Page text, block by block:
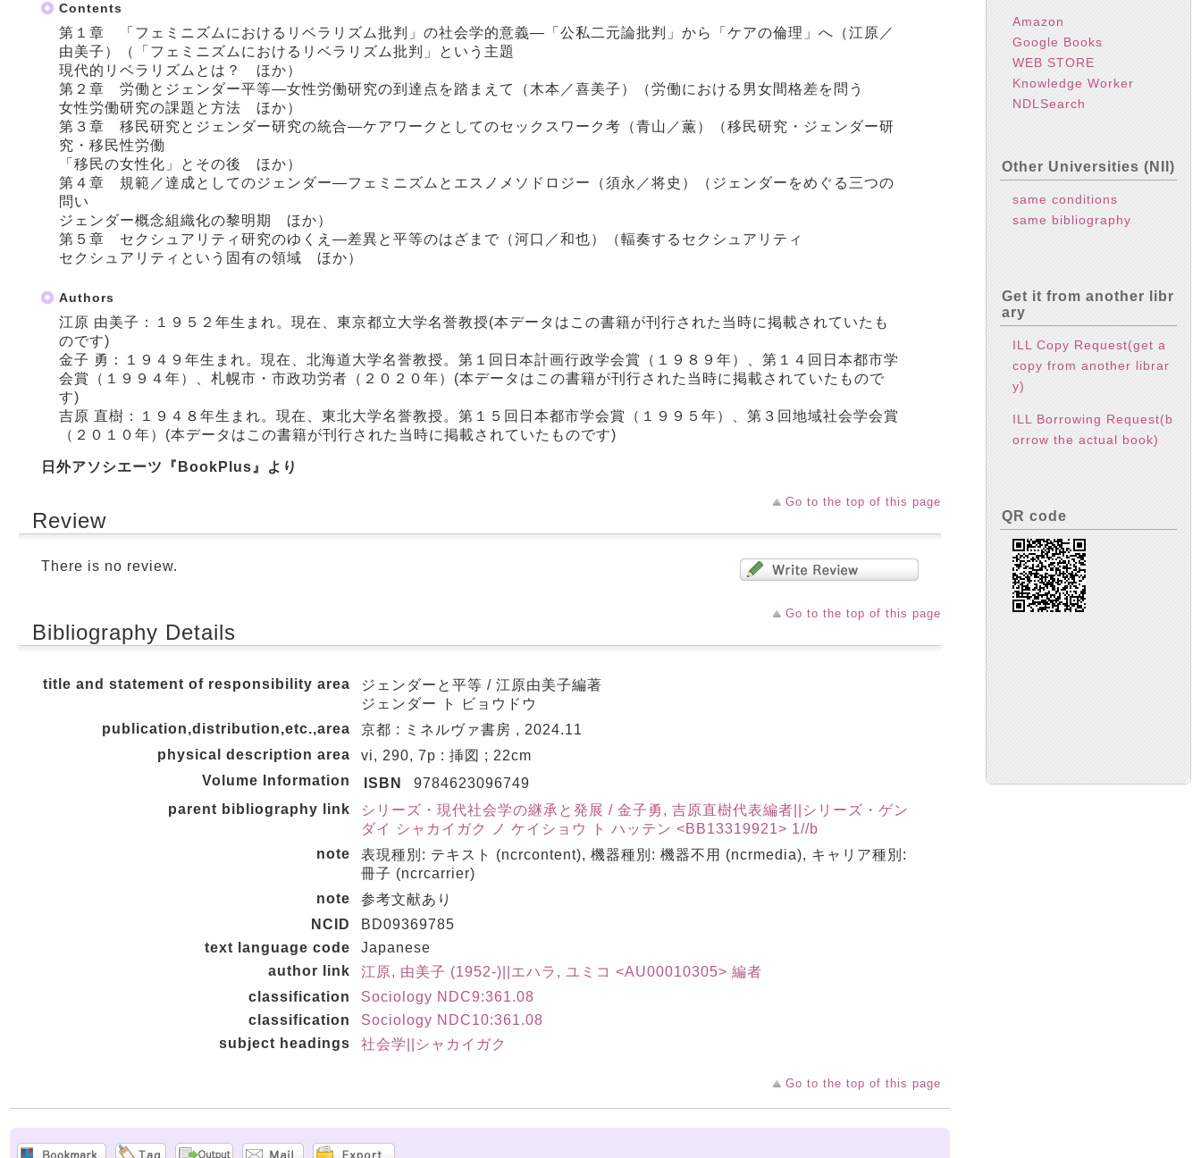
Contents
第１章 「フェミニズムにおけるリベラリズム批判」の社会学的意義―「公私二元論批判」から「ケアの倫理」へ（江原／
由美子）（「フェミニズムにおけるリベラリズム批判」という主題
現代的リベラリズムとは？ ほか）
第２章 労働とジェンダー平等―女性労働研究の到達点を踏まえて（木本／喜美子）（労働における男女間格差を問う
女性労働研究の課題と方法 ほか）
第３章 移民研究とジェンダー研究の統合―ケアワークとしてのセックスワーク考（青山／薫）（移民研究・ジェンダー研
究・移民性労働
「移民の女性化」とその後 ほか）
第４章 規範／達成としてのジェンダー―フェミニズムとエスノメソドロジー（須永／将史）（ジェンダーをめぐる三つの
問い
ジェンダー概念組織化の黎明期 ほか）
第５章 セクシュアリティ研究のゆくえ―差異と平等のはざまで（河口／和也）（輻奏するセクシュアリティ
セクシュアリティという固有の領域 ほか）
Authors
江原 由美子：１９５２年生まれ。現在、東京都立大学名誉教授(本データはこの書籍が刊行された当時に掲載されていたも
のです)
金子 勇：１９４９年生まれ。現在、北海道大学名誉教授。第１回日本計画行政学会賞（１９８９年）、第１４回日本都市学
会賞（１９９４年）、札幌市・市政功労者（２０２０年）(本データはこの書籍が刊行された当時に掲載されていたもので
す)
吉原 直樹：１９４８年生まれ。現在、東北大学名誉教授。第１５回日本都市学会賞（１９９５年）、第３回地域社会学会賞
（２０１０年）(本データはこの書籍が刊行された当時に掲載されていたものです)
日外アソシエーツ『BookPlus』より
Go to the top of this page
Review
There is no review.
Go to the top of this page
Bibliography Details
title and statement of responsibility area
ジェンダーと平等 / 江原由美子編著
ジェンダー ト ビョウドウ
publication,distribution,etc.,area
京都 : ミネルヴァ書房 , 2024.11
physical description area
vi, 290, 7p : 挿図 ; 22cm
Volume Information
ISBN
9784623096749
parent bibliography link
シリーズ・現代社会学の継承と発展 / 金子勇, 吉原直樹代表編者||シリーズ・ゲン
ダイ シャカイガク ノ ケイショウ ト ハッテン <BB13319921> 1//b
note
表現種別: テキスト (ncrcontent), 機器種別: 機器不用 (ncrmedia), キャリア種別:
冊子 (ncrcarrier)
note
参考文献あり
NCID
BD09369785
text language code
Japanese
author link
江原, 由美子 (1952-)||エハラ, ユミコ <AU00010305> 編者
classification
Sociology NDC9:361.08
classification
Sociology NDC10:361.08
subject headings
社会学||シャカイガク
Go to the top of this page
Amazon
Google Books
WEB STORE
Knowledge Worker
NDLSearch
Other Universities (NII)
same conditions
same bibliography
Get it from another libr
ary
ILL Copy Request(get a
copy from another librar
y)
ILL Borrowing Request(b
orrow the actual book)
QR code